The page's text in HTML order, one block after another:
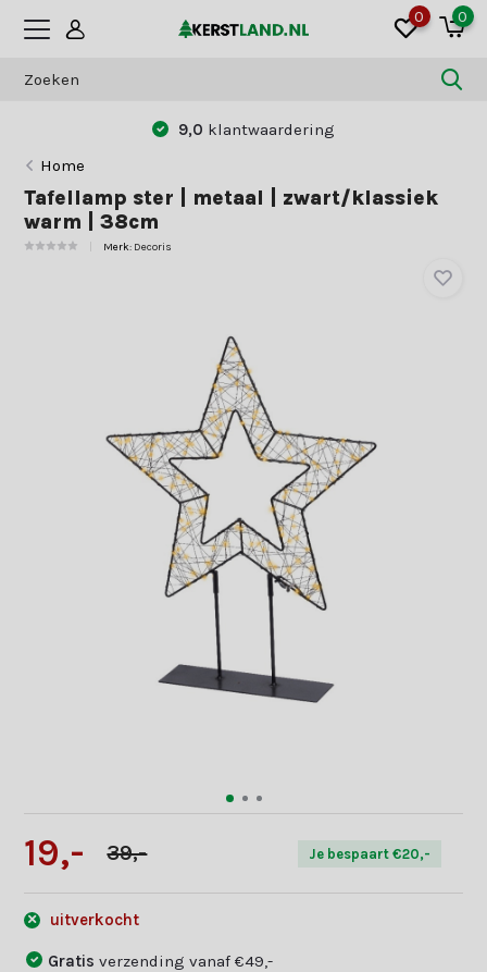
0 0
9,0 klantwaardering
Home
Tafellamp ster | metaal | zwart/klassiek
warm | 38cm
Merk: Decoris
19,- 39,- Je bespaart €20,-
uitverkocht
Gratisverzending vanaf €49,-